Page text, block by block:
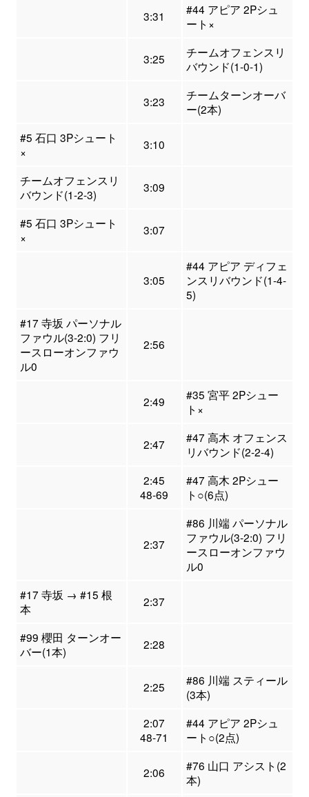
3:31
#44 アピア 2Pシュ
ート×
3:25
チームオフェンスリ
バウンド(1-0-1)
3:23
チームターンオーバ
ー(2本)
#5 石口 3Pシュート
×
3:10
チームオフェンスリ
バウンド(1-2-3)
3:09
#5 石口 3Pシュート
×
3:07
3:05
#44 アピア ディフェ
ンスリバウンド(1-4-
5)
#17 寺坂 パーソナル
ファウル(3-2:0) フリ
ースローオンファウ
ル0
2:56
2:49
#35 宮平 2Pシュー
ト×
2:47
#47 高木 オフェンス
リバウンド(2-2-4)
2:45
48-69
#47 高木 2Pシュー
ト○(6点)
2:37
#86 川端 パーソナル
ファウル(3-2:0) フリ
ースローオンファウ
ル0
#17 寺坂 → #15 根
本
2:37
#99 櫻田 ターンオー
バー(1本)
2:28
2:25
#86 川端 スティール
(3本)
2:07
48-71
#44 アピア 2Pシュ
ート○(2点)
2:06
#76 山口 アシスト(2
本)